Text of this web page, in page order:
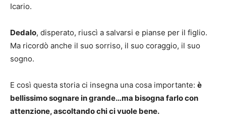
Icario.
Dedalo, disperato, riuscì a salvarsi e pianse per il figlio.
Ma ricordò anche il suo sorriso, il suo coraggio, il suo
sogno.
E così questa storia ci insegna una cosa importante: è
bellissimo sognare in grande…ma bisogna farlo con
attenzione, ascoltando chi ci vuole bene.